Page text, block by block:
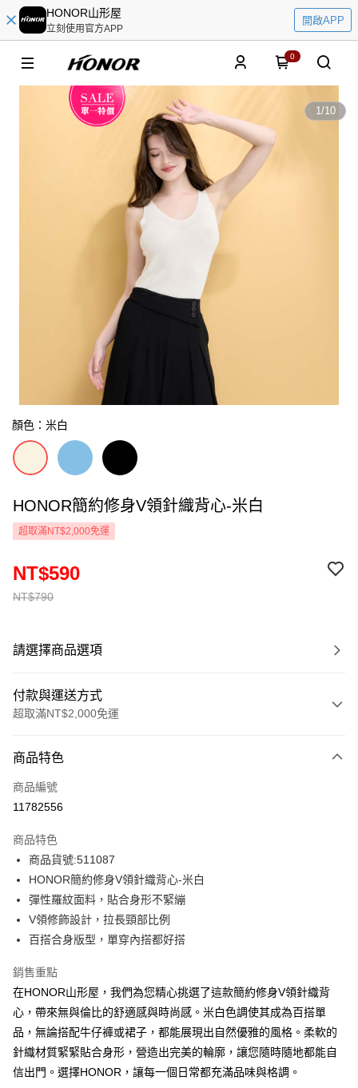
HONOR山形屋
立刻使用官方APP
開啟APP
0
1/10
顏色：米白
HONOR簡約修身V領針織背心-米白
超取滿NT$2,000免運
NT$790
NT$590
請選擇商品選項
付款與運送方式
超取滿NT$2,000免運
信用卡一次付款
超商取貨付款
Apple Pay
街口支付
悠遊付
Google Pay
ATM付款
運送方式
全家取貨付款 -訂單滿 $2000 元即享免運服務，未滿則另收
$80 元物流費用。
每筆NT$80，滿NT$2,000(含以上)免運費
商品特色
商品編號
11782556
商品特色
商品貨號:511087
HONOR簡約修身V領針織背心-米白
彈性羅紋面料，貼合身形不緊繃
V領修飾設計，拉長頸部比例
百搭合身版型，單穿內搭都好搭
銷售重點
在HONOR山形屋，我們為您精心挑選了這款簡約修身V領針織背
心，帶來無與倫比的舒適感與時尚感。米白色調使其成為百搭單
品，無論搭配牛仔褲或裙子，都能展現出自然優雅的風格。柔軟的
針織材質緊緊貼合身形，營造出完美的輪廓，讓您隨時隨地都能自
信出門。選擇HONOR，讓每一個日常都充滿品味與格調。